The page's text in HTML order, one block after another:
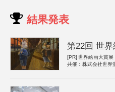
結果発表
第22回 世
[PR] 世界絵画大賞展
共催：株式会社世界